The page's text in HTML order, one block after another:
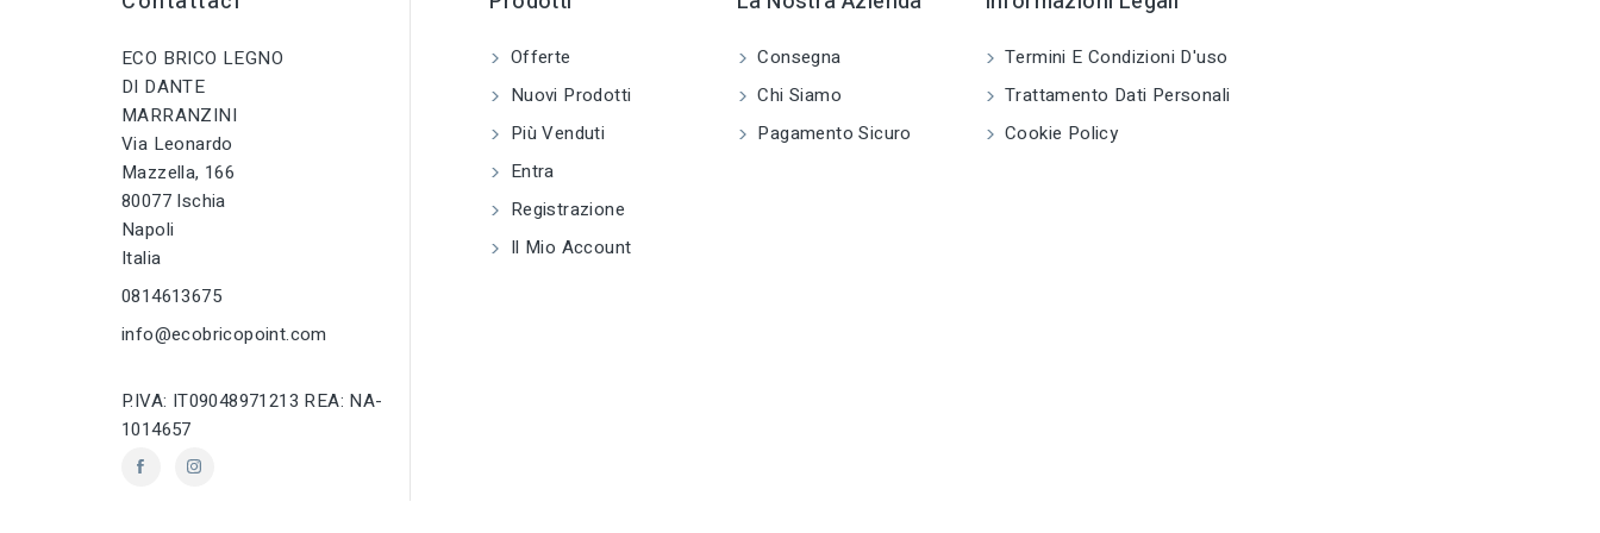
ECO BRICO LEGNO
DI DANTE
MARRANZINI
Via Leonardo
Mazzella, 166
80077 Ischia
Napoli
Italia
0814613675
info@ecobricopoint.com
P.IVA: IT09048971213 REA: NA-
1014657
Offerte
Nuovi Prodotti
Più Venduti
Entra
Registrazione
Il Mio Account
Consegna
Chi Siamo
Pagamento Sicuro
Termini E Condizioni D'uso
Trattamento Dati Personali
Cookie Policy